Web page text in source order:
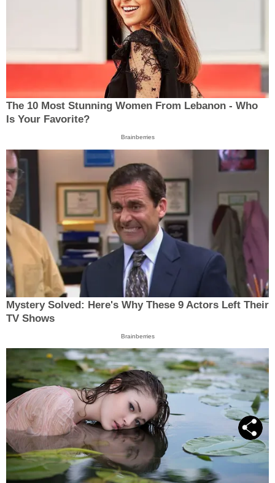
The 10 Most Stunning Women From Lebanon - Who
Is Your Favorite?
Brainberries
Mystery Solved: Here's Why These 9 Actors Left Their
TV Shows
Brainberries